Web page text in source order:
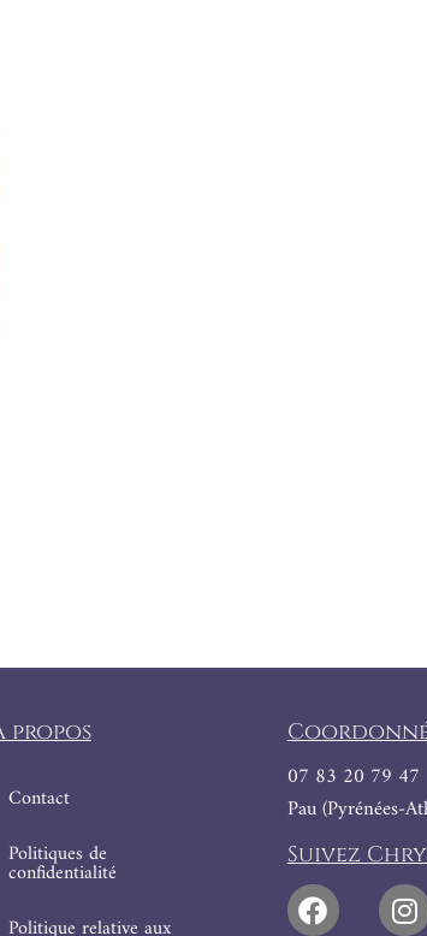
propos
Contact
Politiques de
confidentialité
Politique relative aux
07 83 20 79 47
Pau (Pyrénées-
Suivez